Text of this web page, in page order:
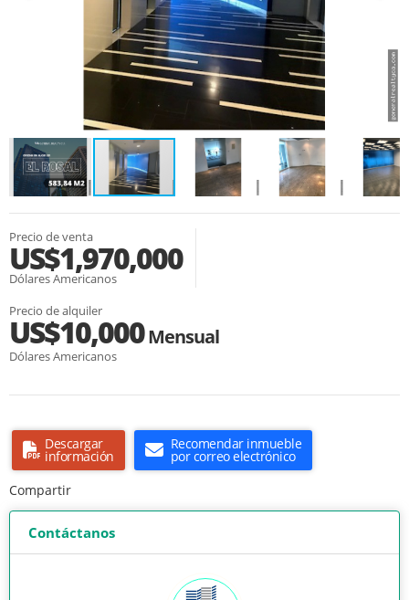
Precio de venta
US$1,970,000
Dólares Americanos
Precio de alquiler
US$10,000Mensual
Dólares Americanos
Descargar
información
Recomendar inmueble
por correo electrónico
Compartir
Contáctanos